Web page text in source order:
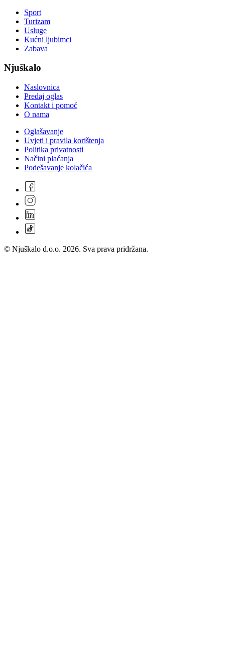
Sport
Turizam
Usluge
Kućni ljubimci
Zabava
Njuškalo
Naslovnica
Predaj oglas
Kontakt i pomoć
O nama
Oglašavanje
Uvjeti i pravila korištenja
Politika privatnosti
Načini plaćanja
Podešavanje kolačića
© Njuškalo d.o.o. 2026. Sva prava pridržana.